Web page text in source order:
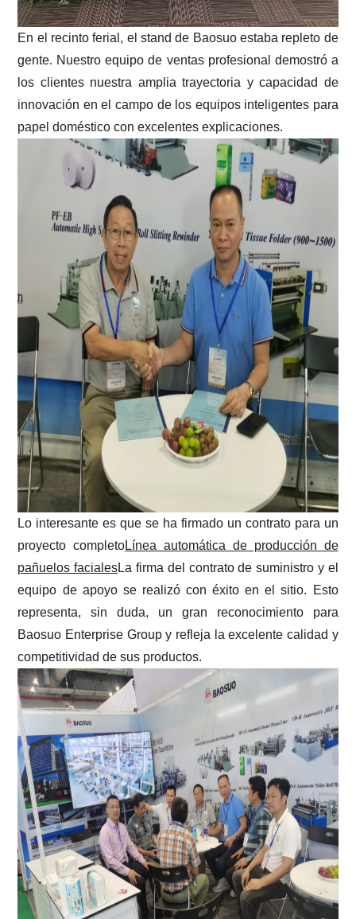
En el recinto ferial, el stand de Baosuo estaba repleto de
gente. Nuestro equipo de ventas profesional demostró a
los clientes nuestra amplia trayectoria y capacidad de
innovación en el campo de los equipos inteligentes para
papel doméstico con excelentes explicaciones.
Lo interesante es que se ha firmado un contrato para un
proyecto completoLínea automática de producción de
pañuelos facialesLa firma del contrato de suministro y el
equipo de apoyo se realizó con éxito en el sitio. Esto
representa, sin duda, un gran reconocimiento para
Baosuo Enterprise Group y refleja la excelente calidad y
competitividad de sus productos.